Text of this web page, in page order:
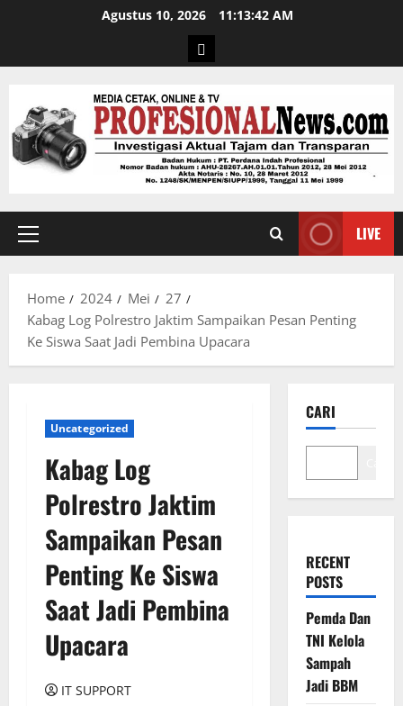
Agustus 10, 2026 11:13:43 AM
LIVE
Home 2024 Mei
27
Kabag Log Polrestro Jaktim Sampaikan Pesan Penting
Ke Siswa Saat Jadi Pembina Upacara
Uncategorized
Kabag Log
Polrestro Jaktim
Sampaikan Pesan
Penting Ke Siswa
Saat Jadi Pembina
Upacara
IT SUPPORT
CARI
RECENT
POSTS
Pemda Dan
TNI Kelola
Sampah
Jadi BBM